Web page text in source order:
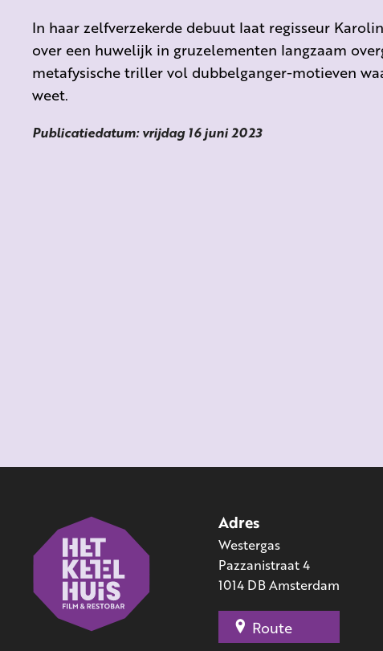
In haar zelfverzekerde debuut laat regisseur
over een huwelijk in gruzelementen langzaam
metafysische triller vol dubbelganger-motieven
weet.
Publicatiedatum: vrijdag 16 juni 2023
Adres
Westergas
Pazzanistraat 4
1014 DB Amsterdam
Route